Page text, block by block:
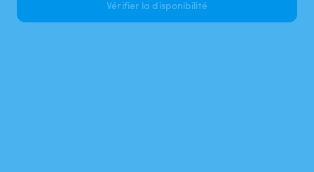
Vérifier la disponibilité